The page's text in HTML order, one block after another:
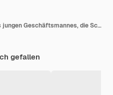
Nahaufnahme der Hand des jungen Geschäftsmannes, die Schlüssel vom neuen Haus hält
gefallen